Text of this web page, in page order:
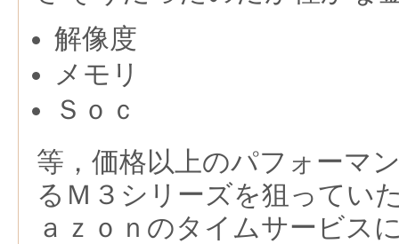
解像度
メモリ
Ｓｏｃ
等，価格以上のパフォーマ
るＭ３シリーズを狙ってい
ａｚｏｎのタイムサービス